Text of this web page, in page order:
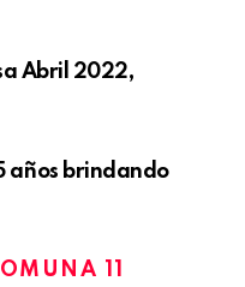
Abril 2022,
años brindando
11